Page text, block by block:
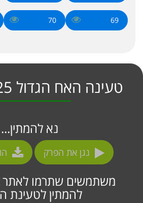
69
70
טעינה האח הגדול 2025 פרק 8
נא להמתין...
נגן את הפרק
משתמשים שתרמו לאתר
להמתין לטעינת